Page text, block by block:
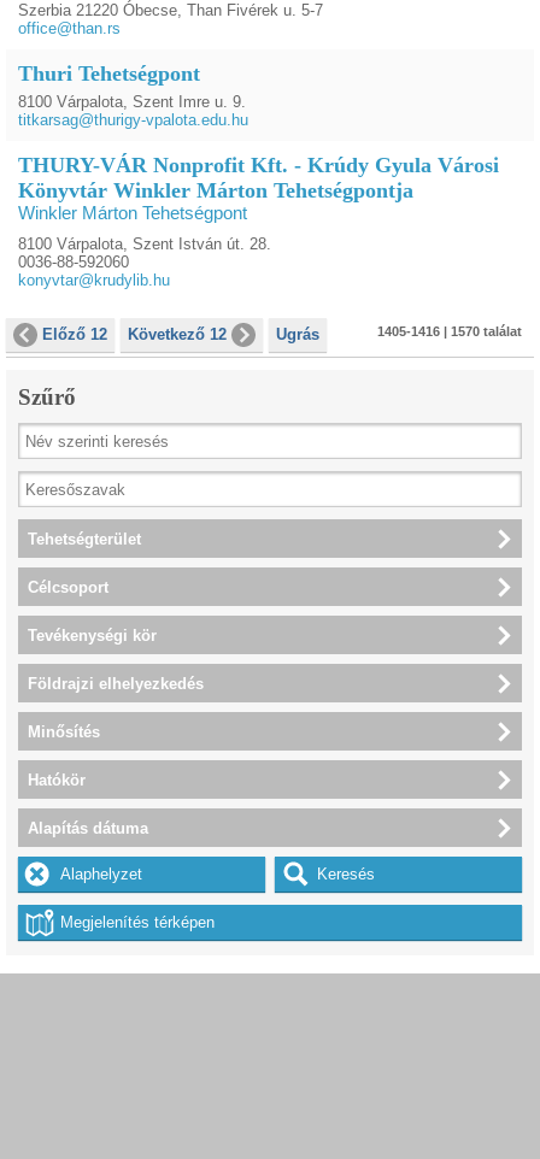
Szerbia 21220 Óbecse, Than Fivérek u. 5-7
office@than.rs
Thuri Tehetségpont
8100 Várpalota, Szent Imre u. 9.
titkarsag@thurigy-vpalota.edu.hu
THURY-VÁR Nonprofit Kft. - Krúdy Gyula Városi
Könyvtár Winkler Márton Tehetségpontja
Winkler Márton Tehetségpont
8100 Várpalota, Szent István út. 28.
0036-88-592060
konyvtar@krudylib.hu
Előző 12 Következő 12 Ugrás 1405-1416 | 1570 találat
Szűrő
Tehetségterület
Célcsoport
Tevékenységi kör
Földrajzi elhelyezkedés
Minősítés
Hatókör
Alapítás dátuma